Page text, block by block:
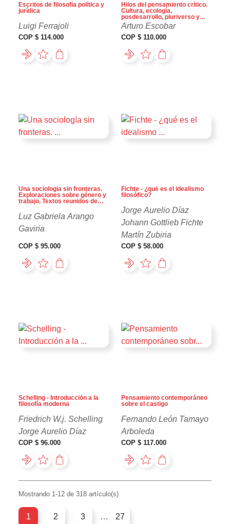
Escritos de filosofía política y
jurídica
Luigi Ferrajoli
COP $ 114.000
Hilos del pensamiento crítico.
Cultura, ecología,
posdesarrollo, pluriverso y
transiciones
Arturo Escobar
COP $ 110.000
Una sociología sin fronteras.
Exploraciones sobre género y
trabajo. Textos reunidos de
2018)
Luz Gabriela Arango
Gaviria
COP $ 95.000
Fichte - ¿qué es el idealismo
filosófico?
Jorge Aurelio Díaz
Johann Gottlieb Fichte
Martín Zubiria
COP $ 58.000
Schelling - Introducción a la
filosofía moderna
Friedrich W.j. Schelling
Jorge Aurelio Díaz
COP $ 96.000
Pensamiento contemporáneo
sobre el castigo
Fernando León Tamayo
Arboleda
COP $ 117.000
1 2 3 … 27
Mostrando 1-12 de 318 artículo(s)